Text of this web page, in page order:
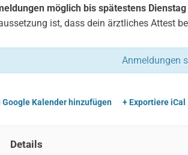
möglich bis spätestens
ist, dass dein ärztliches Attest
Anmeldungen
Google Kalender hinzufügen + Exportiere iCal
Details